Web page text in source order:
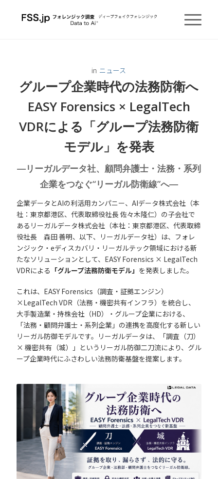
in ニュース
グループ企業時代の法務防衛へ
EASY Forensics × LegalTech
VDRによる「グループ法務防衛
モデル」を発表
―リーガルデータ社、顧問弁護士・法務・系列
企業をつなぐ“リーガル防衛線”へ―
企業データとAIの利活用カンパニー、AIデータ株式会社（本
社：東京都港区、代表取締役社長 佐々木隆仁）の子会社で
あるリーガルデータ株式会社（本社：東京都港区、代表取締
役社長 森田 善明、以下、リーガルデータ社）は、フォレ
ンジック・eディスカバリ・リーガルテック領域における新
たなソリューションとして、EASY Forensics × LegalTech
VDRによる 「グループ法務防衛モデル」 を発表しました。
これは、EASY Forensics（調査・証拠エンジン）
×LegalTech VDR（法務・機密共有インフラ）を統合し、
大手製造業・持株会社（HD）・グループ企業における、
「法務・顧問弁護士・系列企業」の連携を高度化する新しい
リーガル防御モデルです。リーガルデータは、「調査（刀）
× 機密共有（城）」というリーガル防御二刀流により、グル
ープ企業時代にふさわしい法務防衛基盤を提案します。